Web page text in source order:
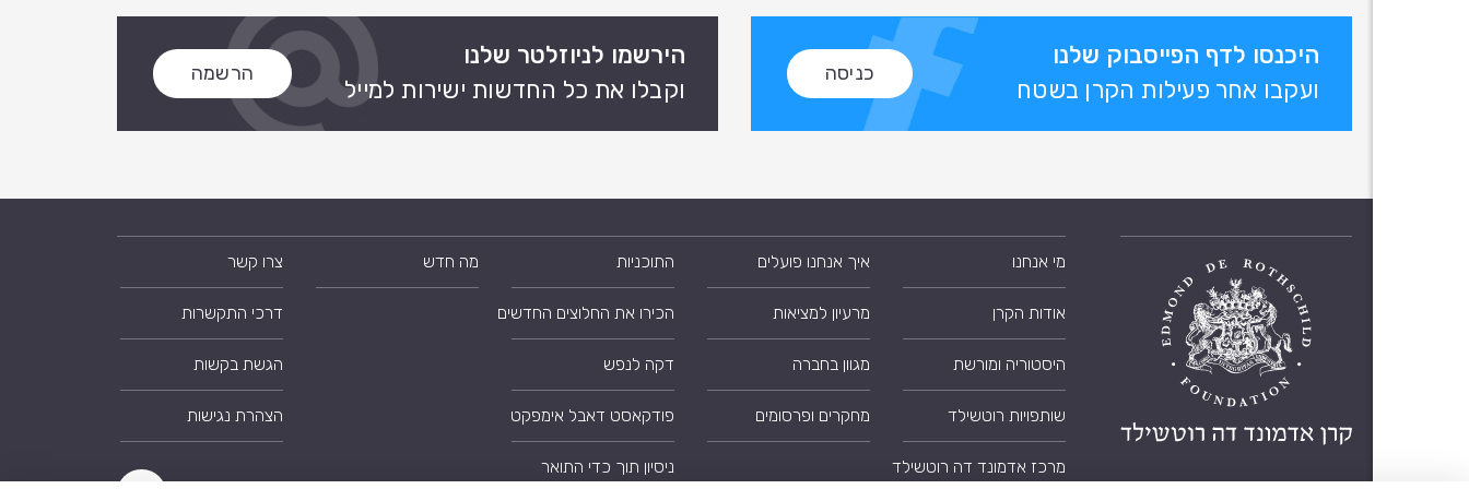
היכנסו לדף הפייסבוק שלנו
ועקבו אחר פעילות הקרן בשטח
כניסה
הירשמו לניוזלטר שלנו
וקבלו את כל החדשות ישירות למייל
הרשמה
מי אנחנו
אודות הקרן
היסטוריה ומורשת
שותפויות רוטשילד
מרכז אדמונד דה רוטשילד
איך אנחנו פועלים
מרעיון למציאות
מגוון בחברה
מחקרים ופרסומים
התוכניות
הכירו את החלוצים החדשים
דקה לנפש
פודקאסט דאבל אימפקט
ניסיון תוך כדי התואר
מה חדש צרו קשר
דרכי התקשרות
הגשת בקשות
הצהרת נגישות